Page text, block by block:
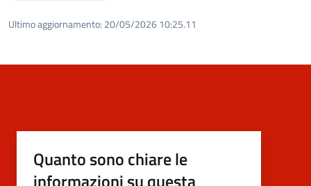
Ultimo aggiornamento: 20/05/2026 10:25.11
Quanto sono chiare le
informazioni su questa